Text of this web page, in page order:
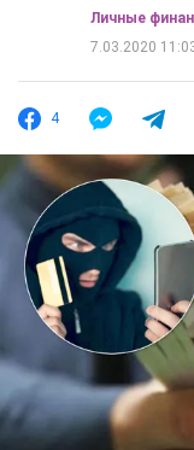
Личные
7.03.2020
4